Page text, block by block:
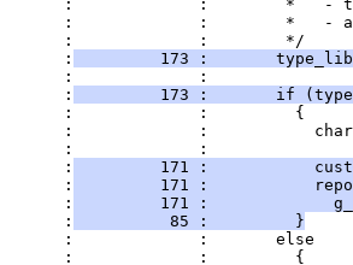
:             :        *   -
:             :        *   -
:             :        */
:
173 :
:             :
:
173 :       if
:             :         {
:             :
:             :
:
171 :
:
171 :
:
171 :
:
          85 :         }
:             :       else
:             :         {